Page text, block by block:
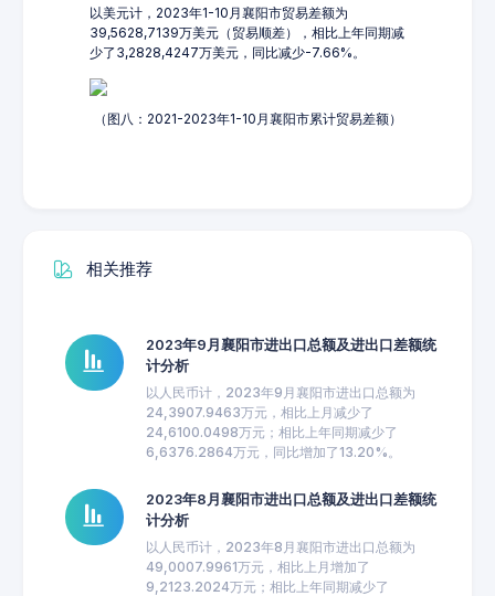
以美元计，2023年1-10月襄阳市贸易差额为
39,5628,7139万美元（贸易顺差），相比上年同期减
少了3,2828,4247万美元，同比减少-7.66%。
（图八：2021-2023年1-10月襄阳市累计贸易差额）
相关推荐
2023年9月襄阳市进出口总额及进出口差额统
计分析
以人民币计，2023年9月襄阳市进出口总额为
24,3907.9463万元，相比上月减少了
24,6100.0498万元；相比上年同期减少了
6,6376.2864万元，同比增加了13.20%。
2023年8月襄阳市进出口总额及进出口差额统
计分析
以人民币计，2023年8月襄阳市进出口总额为
49,0007.9961万元，相比上月增加了
9,2123.2024万元；相比上年同期减少了